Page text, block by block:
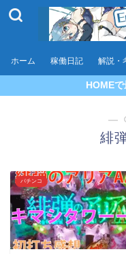
ホーム 稼働日記 解説・
HOMEで
―
緋
パチンコ